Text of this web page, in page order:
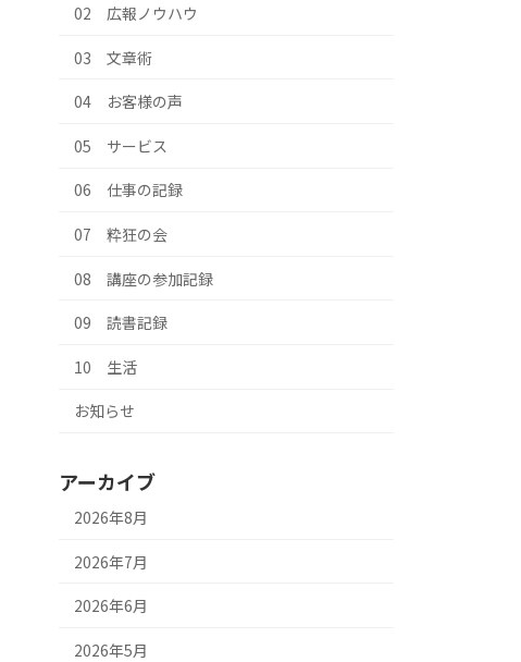
02 広報ノウハウ
03 文章術
04 お客様の声
05 サービス
06 仕事の記録
07 粋狂の会
08 講座の参加記録
09 読書記録
10 生活
お知らせ
アーカイブ
2026年8月
2026年7月
2026年6月
2026年5月